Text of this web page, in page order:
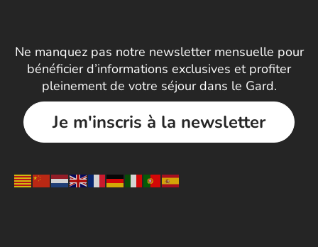
Ne manquez pas notre newsletter mensuelle pour
bénéficier d’informations exclusives et profiter
pleinement de votre séjour dans le Gard.
Je m'inscris à la newsletter